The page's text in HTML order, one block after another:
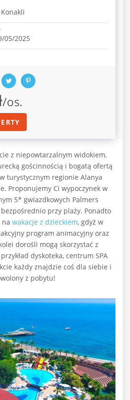
05/2025
/os.
z niepowtarzalnym widokiem,
gościnnością i bogatą ofertą
turystycznym regionie Alanya
Proponujemy Ci wypoczynek w
5* gwiazdkowych Palmers
przy plaży. Ponadto
na wakacje z dzieckiem, gdyż w
program animacyjny oraz
dorośli mogą skorzystać z
dyskoteka, centrum SPA
każdy znajdzie coś dla siebie i
z pobytu!